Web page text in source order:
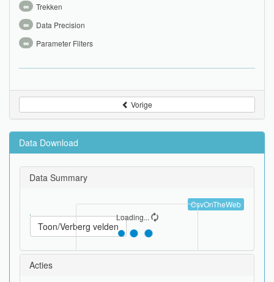
∞ Trekken
∞ Data Precision
∞ Parameter Filters
Vorige
Data Download
Data Summary
CsvOnTheWeb
Toon/Verberg velden
Loading...
Acties